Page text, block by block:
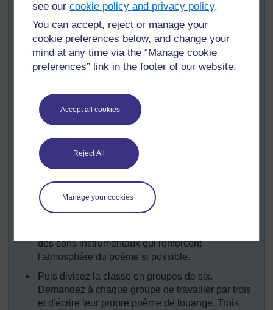
see ourcookie policy and privacy policy.
You can accept, reject or manage your
cookie preferences below, and change your
mind at any time via the “Manage cookie
preferences” link in the footer of our website.
Accept all cookies
Reject All
Manage your cookies
Avant cette activité, regardez la Ressource 5 :
Louanges chantées des élèves
Chantez une louange que vous connaissez à vos
élèves et demandez à un élève de chanter pour la
classe. Expliquez à vos élèves comment
Chantez à nouveau la chanson pendant que les
élèves marquent le rythme en tapant des mains, en
tapant sur leur bureau ou en jouant de leurs
instruments.
Parlez avec eux de l'idée des chants de louanges,
qui les chante et pourquoi.
Dites un poème de louanges avec eux, en faisant
attention au rythme des mots et en communiquant
des sons instrumentaux qui renforcent
l'atmosphère du poème si possible.
Puis divisez la classe en groupes de six.
Demandez à chaque groupe de travailler par trois
et d'écrire leur propre poème de louange. Trois